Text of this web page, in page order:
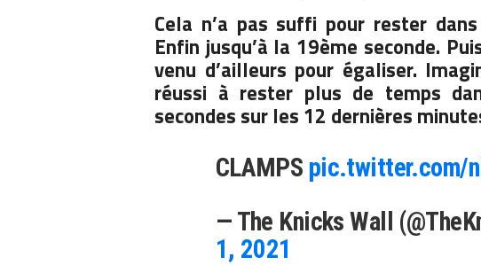
Cela n’a pas suffi pour rester
Enfin jusqu’à la 19ème seconde.
venu d’ailleurs pour égaliser.
réussi à rester plus de temps
secondes sur les 12 dernières
CLAMPS pic.twitter.com/
— The Knicks Wall
1, 2021